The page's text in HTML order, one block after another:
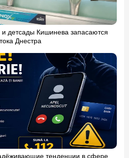
детсады Кишинева запасаются
Днестра
тенденции в сфере